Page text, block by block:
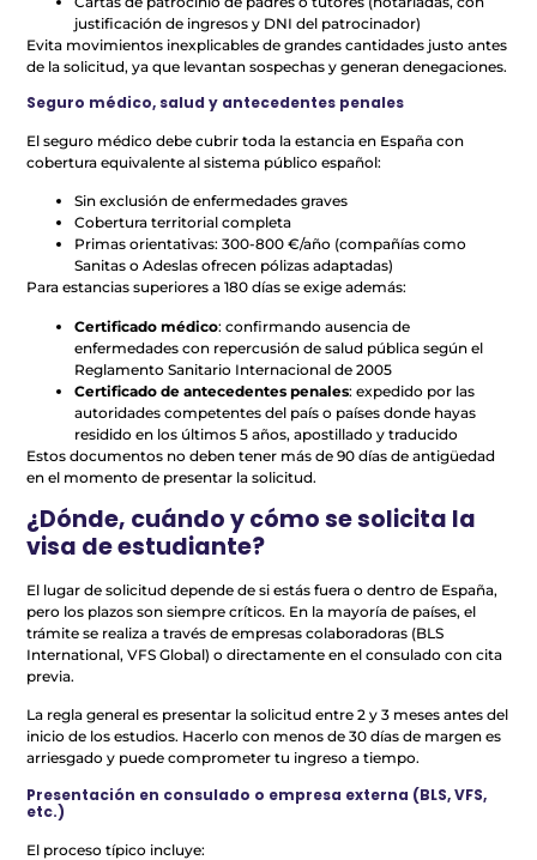
justificación de ingresos y DNI del patrocinador)
Evita movimientos inexplicables de grandes cantidades justo antes
de la solicitud, ya que levantan sospechas y generan denegaciones.
Seguro médico, salud y antecedentes penales
El seguro médico debe cubrir toda la estancia en España con
cobertura equivalente al sistema público español:
Sin exclusión de enfermedades graves
Cobertura territorial completa
Primas orientativas: 300-800 €/año (compañías como
Sanitas o Adeslas ofrecen pólizas adaptadas)
Para estancias superiores a 180 días se exige además:
Certificado médico: confirmando ausencia de
enfermedades con repercusión de salud pública según el
Reglamento Sanitario Internacional de 2005
Certificado de antecedentes penales: expedido por las
autoridades competentes del país o países donde hayas
residido en los últimos 5 años, apostillado y traducido
Estos documentos no deben tener más de 90 días de antigüedad
en el momento de presentar la solicitud.
¿Dónde, cuándo y cómo se solicita la
visa de estudiante?
El lugar de solicitud depende de si estás fuera o dentro de España,
pero los plazos son siempre críticos. En la mayoría de países, el
trámite se realiza a través de empresas colaboradoras (BLS
International, VFS Global) o directamente en el consulado con cita
previa.
La regla general es presentar la solicitud entre 2 y 3 meses antes del
inicio de los estudios. Hacerlo con menos de 30 días de margen es
arriesgado y puede comprometer tu ingreso a tiempo.
Presentación en consulado o empresa externa (BLS, VFS,
etc.)
El proceso típico incluye: